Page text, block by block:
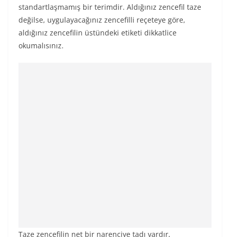
standartlaşmamış bir terimdir. Aldığınız zencefil taze
değilse, uygulayacağınız zencefilli reçeteye göre,
aldığınız zencefilin üstündeki etiketi dikkatlice
okumalısınız.
Taze zencefilin net bir narenciye tadı vardır,